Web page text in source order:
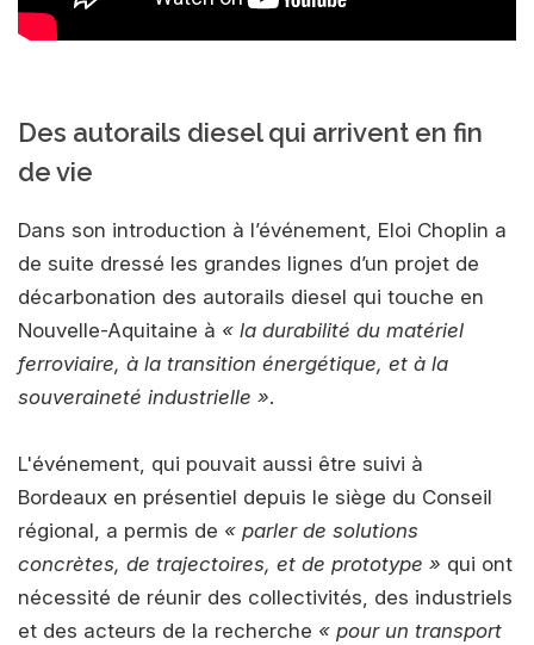
Des autorails diesel qui arrivent en fin
de vie
Dans son introduction à l’événement, Eloi Choplin a
de suite dressé les grandes lignes d’un projet de
décarbonation des autorails diesel qui touche en
Nouvelle-Aquitaine à « la durabilité du matériel
ferroviaire, à la transition énergétique, et à la
souveraineté industrielle ».
L'événement, qui pouvait aussi être suivi à
Bordeaux en présentiel depuis le siège du Conseil
régional, a permis de « parler de solutions
concrètes, de trajectoires, et de prototype » qui ont
nécessité de réunir des collectivités, des industriels
et des acteurs de la recherche « pour un transport